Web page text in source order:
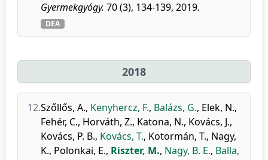
Gyermekgyógy. 70 (3), 134-139, 2019.
DEA
2018
12.Szőllős, A., Kenyhercz, F., Balázs, G., Elek, N.,
Fehér, C., Horváth, Z., Katona, N., Kovács, J.,
Kovács, P. B., Kovács, T., Kotormán, T., Nagy,
K., Polonkai, E., Riszter, M., Nagy, B. E., Balla,